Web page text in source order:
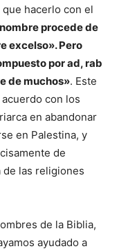
hacerlo con el
procede de
excelso». Pero
por ad, rab
de muchos». Este
con los
en abandonar
en Palestina, y
de
de las religiones
de la Biblia,
ayudado a